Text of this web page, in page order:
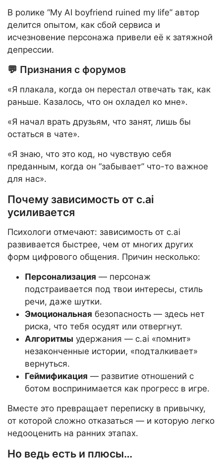
В ролике “My AI boyfriend ruined my life” автор
делится опытом, как сбой сервиса и
исчезновение персонажа привели её к затяжной
депрессии.
💬 Признания с форумов
«Я плакала, когда он перестал отвечать так, как
раньше. Казалось, что он охладел ко мне».
«Я начал врать друзьям, что занят, лишь бы
остаться в чате».
«Я знаю, что это код, но чувствую себя
преданным, когда он “забывает” что-то важное
для нас».
Почему зависимость от c.ai
усиливается
Психологи отмечают: зависимость от c.ai
развивается быстрее, чем от многих других
форм цифрового общения. Причин несколько:
Персонализация — персонаж
подстраивается под твои интересы, стиль
речи, даже шутки.
Эмоциональная безопасность — здесь нет
риска, что тебя осудят или отвергнут.
Алгоритмы удержания — c.ai «помнит»
незаконченные истории, «подталкивает»
вернуться.
Геймификация — развитие отношений с
ботом воспринимается как прогресс в игре.
Вместе это превращает переписку в привычку,
от которой сложно отказаться — и которую легко
недооценить на ранних этапах.
Но ведь есть и плюсы…